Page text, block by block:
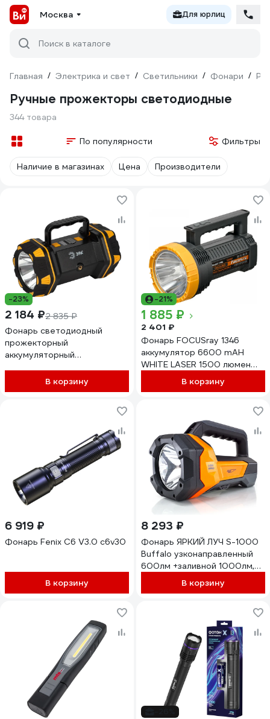
Москва Для юрлиц
Поиск в каталоге
Главная / Электрика и свет / Светильники / Фонари /
Ручные прожекторы светодиодные
344 товара
По популярности Фильтры
Наличие в магазинах Цена Производители
-23%
2 184 ₽2 835 ₽
Фонарь светодиодный
прожекторный
аккумуляторный
Рабочие Практик PA808 ЭРА
Б0058231
В корзину
-21%
1 885 ₽
2 401 ₽
Фонарь FOCUSray 1346
аккумулятор 6600 mAH
WHITE LASER 1500 люмен
USB кабель 890590
В корзину
6 919 ₽
Фонарь Fenix C6 V3.0 c6v30
В корзину
8 293 ₽
Фонарь ЯРКИЙ ЛУЧ S-1000
Buffalo узконаправленный
600лм +заливной 1000лм,
powerbank, аккумулятор Li-
В корзину